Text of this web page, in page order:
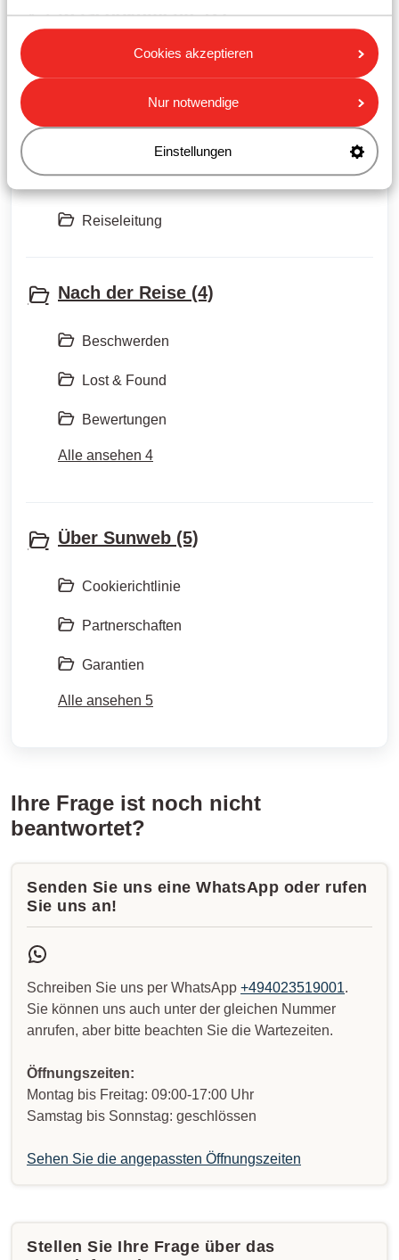
Cookies akzeptieren
Nur notwendige
Einstellungen
Reisedokumente (2)
Reiseunterlagen
Personalausweis
Während des Urlaubs (1)
Reiseleitung
Nach der Reise (4)
Beschwerden
Lost & Found
Bewertungen
Alle ansehen 4
Über Sunweb (5)
Cookierichtlinie
Partnerschaften
Garantien
Alle ansehen 5
Ihre Frage ist noch nicht
beantwortet?
Senden Sie uns eine WhatsApp oder rufen
Sie uns an!
Schreiben Sie uns per WhatsApp +494023519001.
Sie können uns auch unter der gleichen Nummer
anrufen, aber bitte beachten Sie die Wartezeiten.
Öffnungszeiten:
Montag bis Freitag: 09:00-17:00 Uhr
Samstag bis Sonnstag: geschlössen
Sehen Sie die angepassten Öffnungszeiten
Stellen Sie Ihre Frage über das